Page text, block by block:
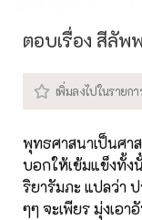
ตอบเรื่อง สีลัพ
พุทธศาสนาเป็นศา
บอกให้เข้มแข็งทั้ง
ริยารัมภะ แปลว่า
ๆๆ จะเพียร มุ่งเอ